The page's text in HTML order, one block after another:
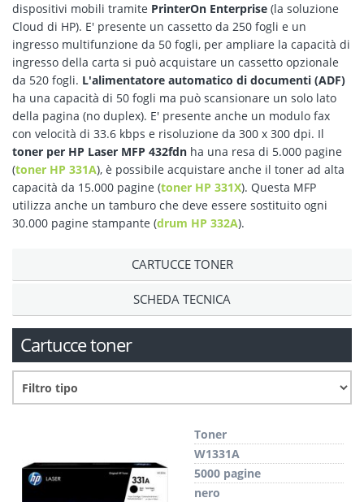
dispositivi mobili tramite PrinterOn Enterprise (la soluzione
Cloud di HP). E' presente un cassetto da 250 fogli e un
ingresso multifunzione da 50 fogli, per ampliare la capacità di
ingresso della carta si può acquistare un cassetto opzionale
da 520 fogli. L'alimentatore automatico di documenti (ADF)
ha una capacità di 50 fogli ma può scansionare un solo lato
della pagina (no duplex). E' presente anche un modulo fax
con velocità di 33.6 kbps e risoluzione da 300 x 300 dpi. Il
toner per HP Laser MFP 432fdn ha una resa di 5.000 pagine
(toner HP 331A), è possibile acquistare anche il toner ad alta
capacità da 15.000 pagine (toner HP 331X). Questa MFP
utilizza anche un tamburo che deve essere sostituito ogni
30.000 pagine stampante (drum HP 332A).
CARTUCCE TONER
SCHEDA TECNICA
Cartucce toner
Toner
W1331A
5000 pagine
nero